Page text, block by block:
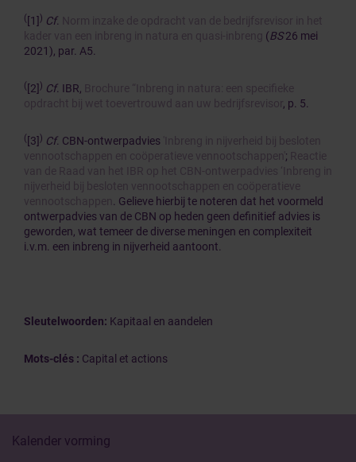
( [1] ) Cf. Norm inzake de opdracht van de bedrijfsrevisor in het
kader van een inbreng in natura en quasi-inbreng (BS26 mei
2021), par. A5.
( [2] ) Cf. IBR, Brochure “Inbreng in natura: een specifieke
opdracht bij wet toevertrouwd aan uw bedrijfsrevisor, p. 5.
( [3] ) Cf. CBN-ontwerpadvies
'Inbreng in nijverheid bij besloten
vennootschappen en coöperatieve vennootschappen' ; Reactie
van de Raad van het IBR op het CBN-ontwerpadvies ‘Inbreng in
nijverheid bij besloten vennootschappen en coöperatieve
vennootschappen
. Gelieve hierbij te noteren dat het voormeld
ontwerpadvies van de CBN op heden geen definitief advies is
geworden, wat temeer de diverse meningen en complexiteit
i.v.m. een inbreng in nijverheid aantoont.
Sleutelwoorden: Kapitaal en aandelen
Mots-clés : Capital et actions
Kalender vorming